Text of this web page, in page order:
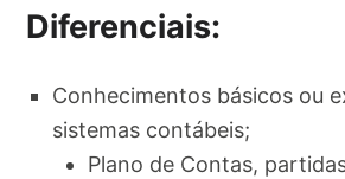
Diferenciais:
Conhecimentos básicos ou
sistemas contábeis;
Plano de Contas,